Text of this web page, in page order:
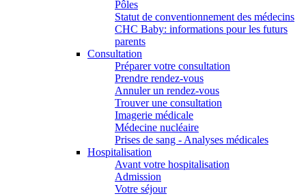
Pôles
Statut de conventionnement des médecins
CHC Baby: informations pour les futurs
parents
Consultation
Préparer votre consultation
Prendre rendez-vous
Annuler un rendez-vous
Trouver une consultation
Imagerie médicale
Médecine nucléaire
Prises de sang - Analyses médicales
Hospitalisation
Avant votre hospitalisation
Admission
Votre séjour